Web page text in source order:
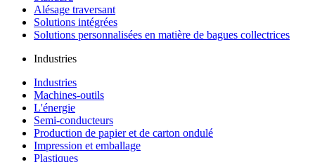
Alésage traversant
Solutions intégrées
Solutions personnalisées en matière de bagues collectrices
Industries
Industries
Machines-outils
L'énergie
Semi-conducteurs
Production de papier et de carton ondulé
Impression et emballage
Plastiques